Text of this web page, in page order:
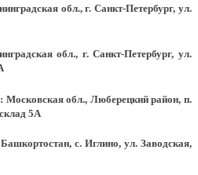
обл., г. Санкт-Петербург, ул.
обл., г. Санкт-Петербург, ул.
обл., Люберецкий район, п.
5А
с. Иглино, ул. Заводская,